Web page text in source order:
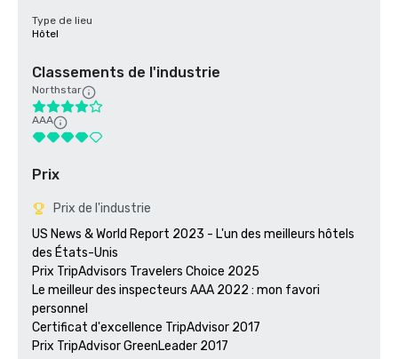
Type de lieu
Hôtel
Classements de l'industrie
Northstar
AAA
Prix
Prix de l'industrie
US News & World Report 2023 - L'un des meilleurs hôtels
des États-Unis
Prix TripAdvisors Travelers Choice 2025
Le meilleur des inspecteurs AAA 2022 : mon favori
personnel
Certificat d'excellence TripAdvisor 2017